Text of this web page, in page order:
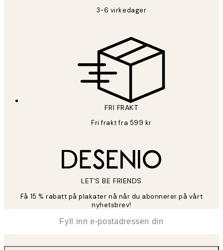
3-6 virkedager
FRI FRAKT
Fri frakt fra 599 kr
LET’S BE FRIENDS
Få 15 % rabatt på plakater nå når du abonnerer på vårt
nyhetsbrev!